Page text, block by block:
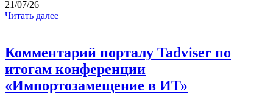
21/07/26
Читать далее
Комментарий порталу Tadviser по
итогам конференции
«Импортозамещение в ИТ»